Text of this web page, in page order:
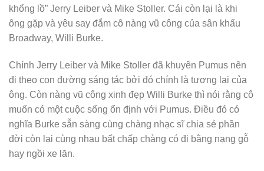
khổng lồ” Jerry Leiber và Mike Stoller. Cái còn lại là khi
ông gặp và yêu say đắm cô nàng vũ công của sân khấu
Broadway, Willi Burke.
Chính Jerry Leiber và Mike Stoller đã khuyên Pumus nên
đi theo con đường sáng tác bởi đó chính là tương lai của
ông. Còn nàng vũ công xinh đẹp Willi Burke thì nói rằng cô
muốn có một cuộc sống ổn định với Pumus. Điều đó có
nghĩa Burke sẵn sàng cùng chàng nhạc sĩ chia sẻ phần
đời còn lại cùng nhau bất chấp chàng có đi bằng nạng gỗ
hay ngồi xe lăn.